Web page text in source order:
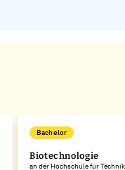
Bachelor
Biotechnologie
an der Hochschule für